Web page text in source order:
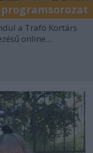
a Trafó Kortárs
online...